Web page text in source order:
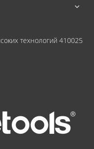
технологий 410025